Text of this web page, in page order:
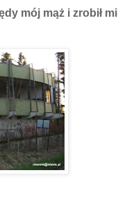
mój mąż i zrobił mi